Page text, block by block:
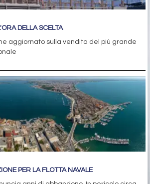
DELLA SCELTA
aggiornato sulla vendita del più grande
PER LA FLOTTA NAVALE